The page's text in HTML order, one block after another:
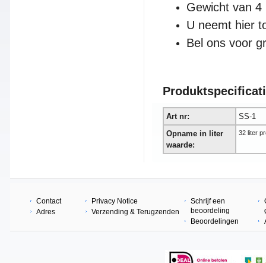
Gewicht van 4
U neemt hier
Bel ons voor
Produktspe
Art nr:
SS-1
Opname in liter
waarde:
32 liter
Contact
Adres
Privacy Notice
Verzending & Terugzenden
Schrijf een
beoordeling
Beoordelingen